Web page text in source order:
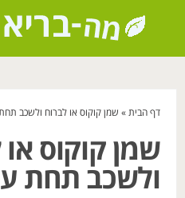
דף הבית» שמן קוקוס או לברוח ולשכב
שמן קוקוס
ולשכב תחת